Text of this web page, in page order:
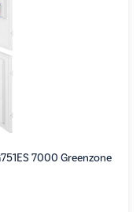
7000 Greenzone